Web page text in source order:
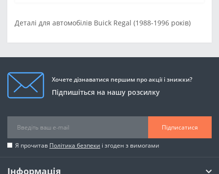
Деталі для автомобілів Buick Regal (1988-1996 років)
Хочете дізнаватися першим про акції і знижки?
Підпишіться на нашу розсилку
Підписатися
Я прочитав Політика безпеки і згоден з вимогами
Інформація